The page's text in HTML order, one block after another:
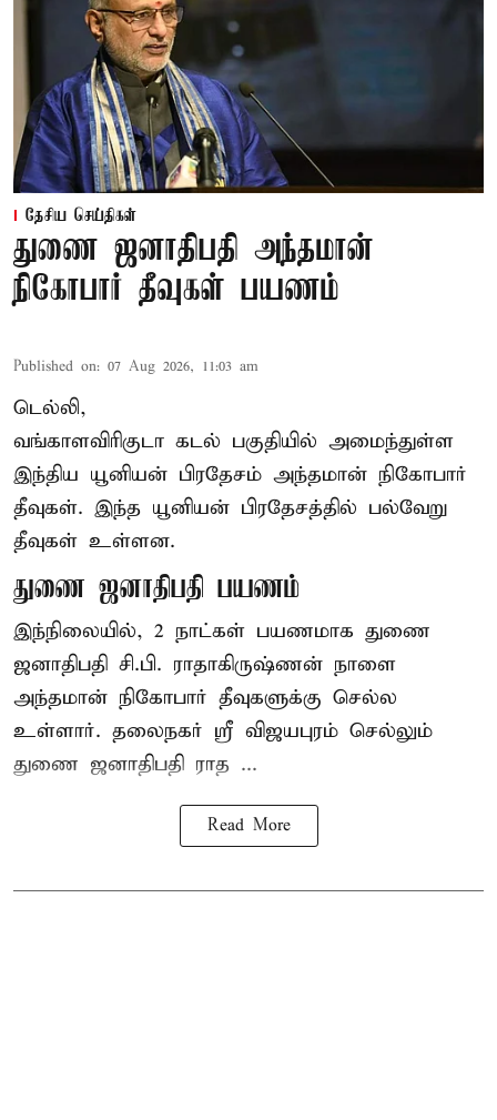
தேசிய செய்திகள்
துணை ஜனாதிபதி அந்தமான்
நிகோபார் தீவுகள் பயணம்
Published on: 07 Aug 2026, 11:03 am
டெல்லி,
வங்காளவிரிகுடா கடல் பகுதியில் அமைந்துள்ள
இந்திய யூனியன் பிரதேசம் அந்தமான் நிகோபார்
தீவுகள். இந்த யூனியன் பிரதேசத்தில் பல்வேறு
தீவுகள் உள்ளன.
துணை ஜனாதிபதி பயணம்
இந்நிலையில், 2 நாட்கள் பயணமாக துணை
ஜனாதிபதி சி.பி. ராதாகிருஷ்ணன் நாளை
அந்தமான் நிகோபார் தீவுகளுக்கு செல்ல
உள்ளார். தலைநகர் ஸ்ரீ விஜயபுரம் செல்லும்
துணை ஜனாதிபதி ராத ...
Read More